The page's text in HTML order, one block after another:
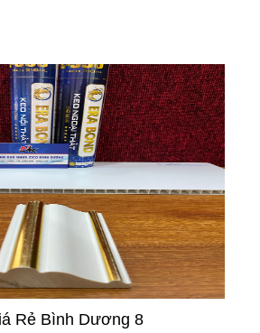
Rẻ Bình Dương 8